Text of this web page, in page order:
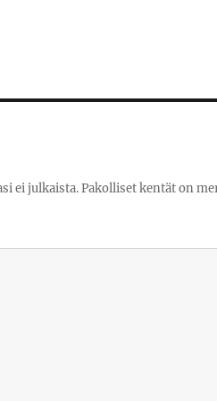
ei julkaista.Pakolliset kentät on